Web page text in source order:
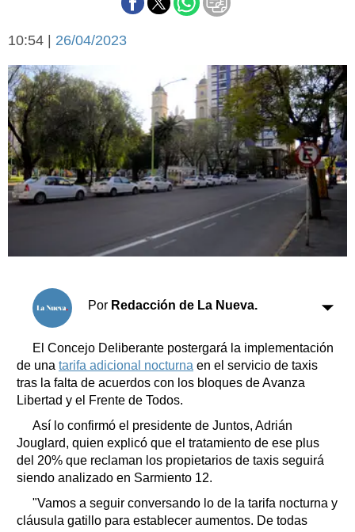
Federal A
Arte y cultura
Economía y campo
Economía y finanzas
Con el campo
Espacio empresas
Sociedad y tiempo
libre
Sociedad
Tecnología
Turismo
Es viral
Fúnebres
Clasificados
Suplementos
Servicios
Farmacias
Transportes
Loterías
Datos Útiles
Fúnebres
Teléfonos de urgencia
10:54 | 26/04/2023
Por Redacción de La Nueva.
El Concejo Deliberante postergará la implementación
de una tarifa adicional nocturna en el servicio de taxis
tras la falta de acuerdos con los bloques de Avanza
Libertad y el Frente de Todos.
Así lo confirmó el presidente de Juntos, Adrián
Jouglard, quien explicó que el tratamiento de ese plus
del 20% que reclaman los propietarios de taxis seguirá
siendo analizado en Sarmiento 12.
"Vamos a seguir conversando lo de la tarifa nocturna y
cláusula gatillo para establecer aumentos. De todas